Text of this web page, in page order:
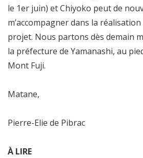
le 1er juin) et Chiyoko peut de
m’accompagner dans la réalisation
projet. Nous partons dès demain
la préfecture de Yamanashi, au
Mont Fuji.
Matane,
Pierre-Elie de Pibrac
À LIRE